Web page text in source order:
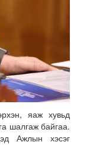
х..
яаж хувьд
шалгаж байгаа.
Ажлын хэсэг